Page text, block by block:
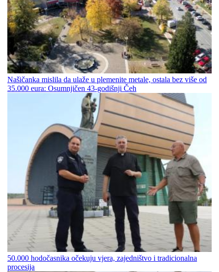
Našičanka mislila da ulaže u plemenite metale, ostala bez više od
35.000 eura: Osumnjičen 43-godišnji Čeh
50.000 hodočasnika očekuju vjera, zajedništvo i tradicionalna
procesija